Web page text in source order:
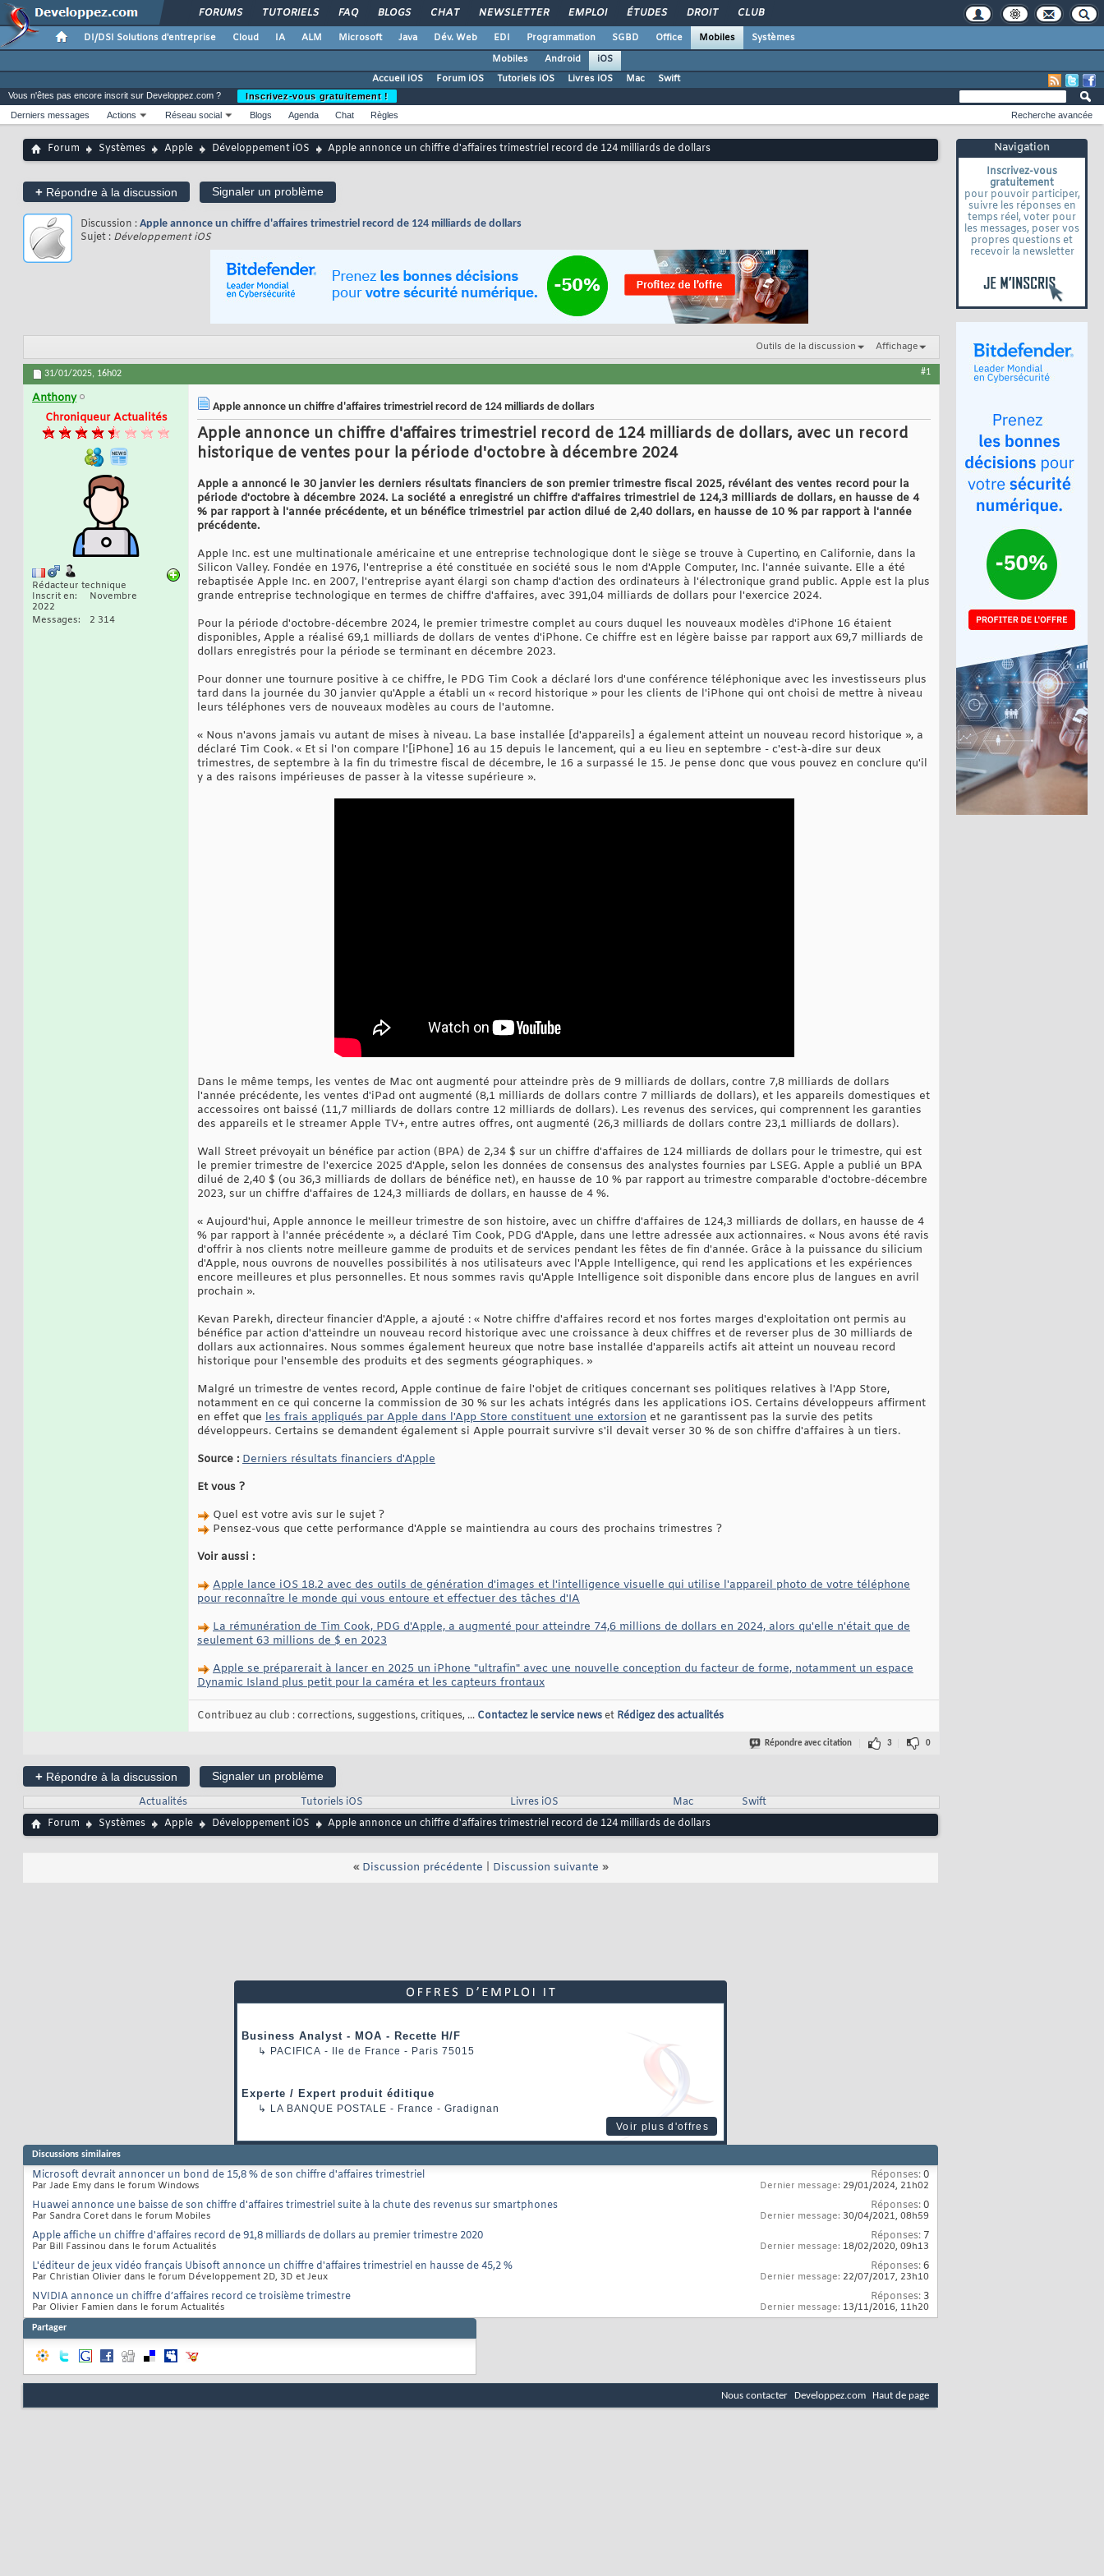
FORUMS TUTORIELS FAQ BLOGS CHAT NEWSLETTER EMPLOI ÉTUDES DROIT CLUB
DI/DSI Solutions d'entreprise Cloud IA ALM Microsoft Java Dév. Web EDI Programmation SGBD Office Mobiles
Systèmes
Mobiles
Android
iOS
Accueil iOS
Forum iOS Tutoriels iOS Livres iOS Mac Swift
Navigation
Inscrivez-vous
gratuitement
pour pouvoir participer,
suivre les réponses en
temps réel, voter pour
les messages, poser vos
propres questions et
recevoir la newsletter
Vous n'êtes pas encore inscrit sur Developpez.com ?
Inscrivez-vous gratuitement !
Derniers messages
Actions Réseau social Blogs Agenda Chat Règles Recherche avancée
Forum Systèmes Apple Développement iOS Apple annonce un chiffre d'affaires trimestriel record de 124 milliards de dollars
+ Répondre à la discussion Signaler un problème
Discussion : Apple annonce un chiffre d'affaires trimestriel record de 124 milliards de dollars
Sujet : Développement iOS
Outils de la discussion Affichage
31/01/2025, 16h02 #1
Anthony
Chroniqueur Actualités
Rédacteur technique
Inscrit en
Novembre
2022
Messages
2 314
Apple annonce un chiffre d'affaires trimestriel record de 124 milliards de dollars
Apple annonce un chiffre d'affaires trimestriel record de 124 milliards de dollars, avec un record
historique de ventes pour la période d'octobre à décembre 2024
Apple a annoncé le 30 janvier les derniers résultats financiers de son premier trimestre fiscal 2025, révélant des ventes record pour la
période d'octobre à décembre 2024. La société a enregistré un chiffre d'affaires trimestriel de 124,3 milliards de dollars, en hausse de 4
% par rapport à l'année précédente, et un bénéfice trimestriel par action dilué de 2,40 dollars, en hausse de 10 % par rapport à l'année
précédente.
Apple Inc. est une multinationale américaine et une entreprise technologique dont le siège se trouve à Cupertino, en Californie, dans la
Silicon Valley. Fondée en 1976, l'entreprise a été constituée en société sous le nom d'Apple Computer, Inc. l'année suivante. Elle a été
rebaptisée Apple Inc. en 2007, l'entreprise ayant élargi son champ d'action des ordinateurs à l'électronique grand public. Apple est la plus
grande entreprise technologique en termes de chiffre d'affaires, avec 391,04 milliards de dollars pour l'exercice 2024.
Pour la période d'octobre-décembre 2024, le premier trimestre complet au cours duquel les nouveaux modèles d'iPhone 16 étaient
disponibles, Apple a réalisé 69,1 milliards de dollars de ventes d'iPhone. Ce chiffre est en légère baisse par rapport aux 69,7 milliards de
dollars enregistrés pour la période se terminant en décembre 2023.
Pour donner une tournure positive à ce chiffre, le PDG Tim Cook a déclaré lors d'une conférence téléphonique avec les investisseurs plus
tard dans la journée du 30 janvier qu'Apple a établi un « record historique » pour les clients de l'iPhone qui ont choisi de mettre à niveau
leurs téléphones vers de nouveaux modèles au cours de l'automne.
« Nous n'avons jamais vu autant de mises à niveau. La base installée [d'appareils] a également atteint un nouveau record historique », a
déclaré Tim Cook. « Et si l'on compare l'[iPhone] 16 au 15 depuis le lancement, qui a eu lieu en septembre - c'est-à-dire sur deux
trimestres, de septembre à la fin du trimestre fiscal de décembre, le 16 a surpassé le 15. Je pense donc que vous pouvez en conclure qu'il
y a des raisons impérieuses de passer à la vitesse supérieure ».
Dans le même temps, les ventes de Mac ont augmenté pour atteindre près de 9 milliards de dollars, contre 7,8 milliards de dollars
l'année précédente, les ventes d'iPad ont augmenté (8,1 milliards de dollars contre 7 milliards de dollars), et les appareils domestiques et
accessoires ont baissé (11,7 milliards de dollars contre 12 milliards de dollars). Les revenus des services, qui comprennent les garanties
des appareils et le streamer Apple TV+, entre autres offres, ont augmenté (26,3 milliards de dollars contre 23,1 milliards de dollars).
Wall Street prévoyait un bénéfice par action (BPA) de 2,34 $ sur un chiffre d'affaires de 124 milliards de dollars pour le trimestre, qui est
le premier trimestre de l'exercice 2025 d'Apple, selon les données de consensus des analystes fournies par LSEG. Apple a publié un BPA
dilué de 2,40 $ (ou 36,3 milliards de dollars de bénéfice net), en hausse de 10 % par rapport au trimestre comparable d'octobre-décembre
2023, sur un chiffre d'affaires de 124,3 milliards de dollars, en hausse de 4 %.
« Aujourd'hui, Apple annonce le meilleur trimestre de son histoire, avec un chiffre d'affaires de 124,3 milliards de dollars, en hausse de 4
% par rapport à l'année précédente », a déclaré Tim Cook, PDG d'Apple, dans une lettre adressée aux actionnaires. « Nous avons été ravis
d'offrir à nos clients notre meilleure gamme de produits et de services pendant les fêtes de fin d'année. Grâce à la puissance du silicium
d'Apple, nous ouvrons de nouvelles possibilités à nos utilisateurs avec l'Apple Intelligence, qui rend les applications et les expériences
encore meilleures et plus personnelles. Et nous sommes ravis qu'Apple Intelligence soit disponible dans encore plus de langues en avril
prochain ».
Kevan Parekh, directeur financier d'Apple, a ajouté : « Notre chiffre d'affaires record et nos fortes marges d'exploitation ont permis au
bénéfice par action d'atteindre un nouveau record historique avec une croissance à deux chiffres et de reverser plus de 30 milliards de
dollars aux actionnaires. Nous sommes également heureux que notre base installée d'appareils actifs ait atteint un nouveau record
historique pour l'ensemble des produits et des segments géographiques. »
Malgré un trimestre de ventes record, Apple continue de faire l'objet de critiques concernant ses politiques relatives à l'App Store,
notamment en ce qui concerne la commission de 30 % sur les achats intégrés dans les applications iOS. Certains développeurs affirment
en effet que les frais appliqués par Apple dans l'App Store constituent une extorsion et ne garantissent pas la survie des petits
développeurs. Certains se demandent également si Apple pourrait survivre s'il devait verser 30 % de son chiffre d'affaires à un tiers.
Source : Derniers résultats financiers d'Apple
Et vous ?
Quel est votre avis sur le sujet ?
Pensez-vous que cette performance d'Apple se maintiendra au cours des prochains trimestres ?
Voir aussi :
Apple lance iOS 18.2 avec des outils de génération d'images et l'intelligence visuelle qui utilise l'appareil photo de votre téléphone
pour reconnaître le monde qui vous entoure et effectuer des tâches d'IA
La rémunération de Tim Cook, PDG d'Apple, a augmenté pour atteindre 74,6 millions de dollars en 2024, alors qu'elle n'était que de
seulement 63 millions de $ en 2023
Apple se préparerait à lancer en 2025 un iPhone "ultrafin" avec une nouvelle conception du facteur de forme, notamment un espace
Dynamic Island plus petit pour la caméra et les capteurs frontaux
Contribuez au club : corrections, suggestions, critiques, ... Contactez le service newset Rédigez des actualités
Répondre avec citation 3 0
+ Répondre à la discussion
Signaler un problème
Actualités
Tutoriels iOS Livres iOS Mac
Swift
Forum
Systèmes Apple Développement iOS Apple annonce un chiffre d'affaires trimestriel record de 124 milliards de dollars
« Discussion précédente Discussion suivante »
Business Analyst - MOA - Recette H/F
↳ PACIFICA - Ile de France - Paris 75015
Experte / Expert produit éditique
↳ LA BANQUE POSTALE - France - Gradignan
Voir plus d'offres
Discussions similaires
Microsoft devrait annoncer un bond de 15,8 % de son chiffre d'affaires trimestriel
Par Jade Emy dans le forum Windows
Réponses:0
Dernier message: 29/01/2024, 21h02
Huawei annonce une baisse de son chiffre d'affaires trimestriel suite à la chute des revenus sur smartphones
Par Sandra Coret dans le forum Mobiles
Réponses:0
Dernier message: 30/04/2021, 08h59
Apple affiche un chiffre d'affaires record de 91,8 milliards de dollars au premier trimestre 2020
Par Bill Fassinou dans le forum Actualités
Réponses: 7
Dernier message: 18/02/2020, 09h13
L'éditeur de jeux vidéo français Ubisoft annonce un chiffre d'affaires trimestriel en hausse de 45,2 %
Par Christian Olivier dans le forum Développement 2D, 3D et Jeux
Réponses:6
Dernier message: 22/07/2017, 23h10
NVIDIA annonce un chiffre d’affaires record ce troisième trimestre
Par Olivier Famien dans le forum Actualités
Réponses: 3
Dernier message: 13/11/2016, 11h20
Partager
Nous contacter Developpez.com Haut de page